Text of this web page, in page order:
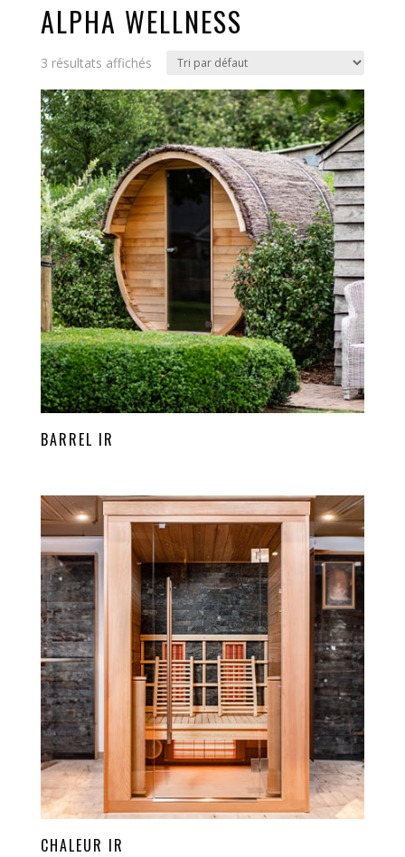
ALPHA WELLNESS
3 résultats affichés
BARREL IR
CHALEUR IR